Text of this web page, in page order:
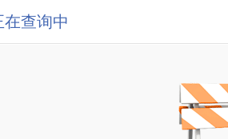
在查询中